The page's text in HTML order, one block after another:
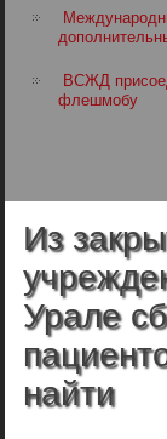
ВСЖД
флешмобу
Из
Урале
найти